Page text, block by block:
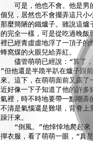
可是，他也不會。他是男
個兒，居然也不會擺弄這只小
那麼簡陋的鐵爐子。雖說這爐
的完全一樣，可是從吃過晚飯
裡已經青虛虛地浮了一頂子的
蜂窩煤的火眼兒給弄紅。
儘管萌萌已經說：“算了，
”但他還是半跪半趴在爐子跟
來。這下，在萌萌面前又露了
近好像一下子知道了他的許多
氣裡，時不時地要帶一點嘲弄
不清是氣惱還是難堪，背脊上
躁汗來。
“倒風。”他悻悻地爬起來
撣衣服，看了萌萌一眼，“真